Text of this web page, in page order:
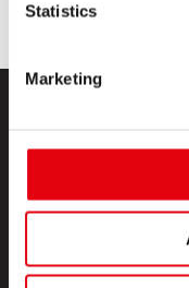
Statistics
Marketing